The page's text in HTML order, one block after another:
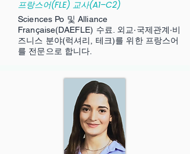
프랑스어(FLE) 교사(A1–C2)
Sciences Po 및 Alliance
Française(DAEFLE) 수료. 외교·국제관계·비
즈니스 분야(럭셔리, 테크)를 위한 프랑스어
를 전문으로 합니다.